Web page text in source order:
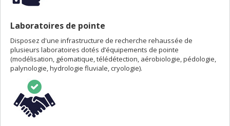
Laboratoires de pointe
Disposez d'une infrastructure de recherche rehaussée de
plusieurs laboratoires dotés d’équipements de pointe
(modélisation, géomatique, télédétection, aérobiologie, pédologie,
palynologie, hydrologie fluviale, cryologie).